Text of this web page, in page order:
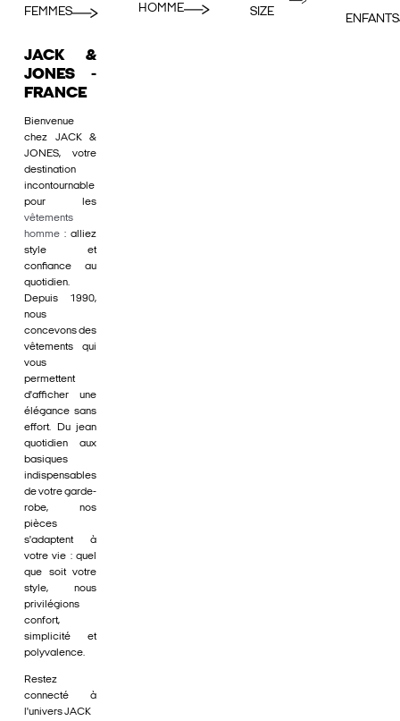
FEMMES HOMME
SIZE
ENFANTS
JACK &
JONES -
FRANCE
Bienvenue
chez JACK &
JONES, votre
destination
incontournable
pour les
vêtements
homme : alliez
style et
confiance au
quotidien.
Depuis 1990,
nous
concevons des
vêtements qui
vous
permettent
d'afficher une
élégance sans
effort. Du jean
quotidien aux
basiques
indispensables
de votre garde-
robe, nos
pièces
s'adaptent à
votre vie : quel
que soit votre
style, nous
privilégions
confort,
simplicité et
polyvalence.
Restez
connecté à
l'univers JACK